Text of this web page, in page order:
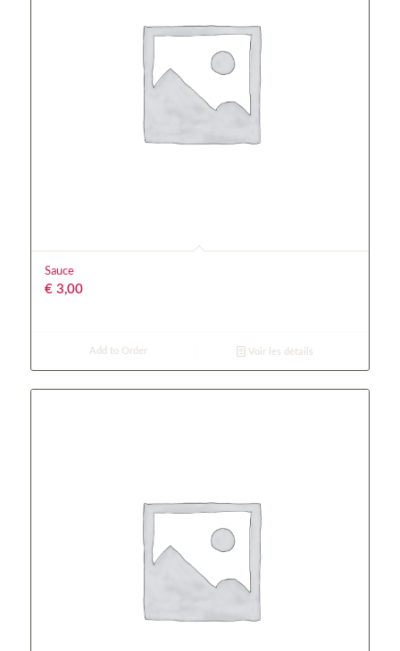
Sauce
€3,00
Add to Order Voir les détails